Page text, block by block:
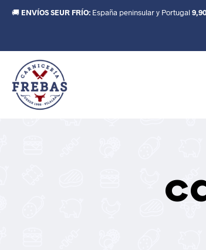
🚚 ENVÍOS SEUR FRÍO: España peninsular y Portugal